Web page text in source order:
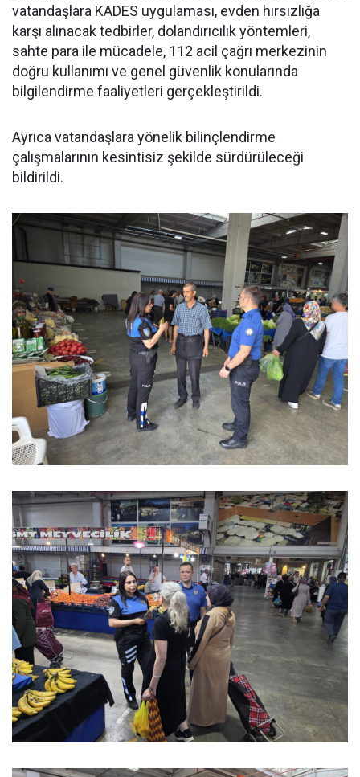
vatandaşlara KADES uygulaması, evden hırsızlığa
karşı alınacak tedbirler, dolandırıcılık yöntemleri,
sahte para ile mücadele, 112 acil çağrı merkezinin
doğru kullanımı ve genel güvenlik konularında
bilgilendirme faaliyetleri gerçekleştirildi.
Ayrıca vatandaşlara yönelik bilinçlendirme
çalışmalarının kesintisiz şekilde sürdürüleceği
bildirildi.